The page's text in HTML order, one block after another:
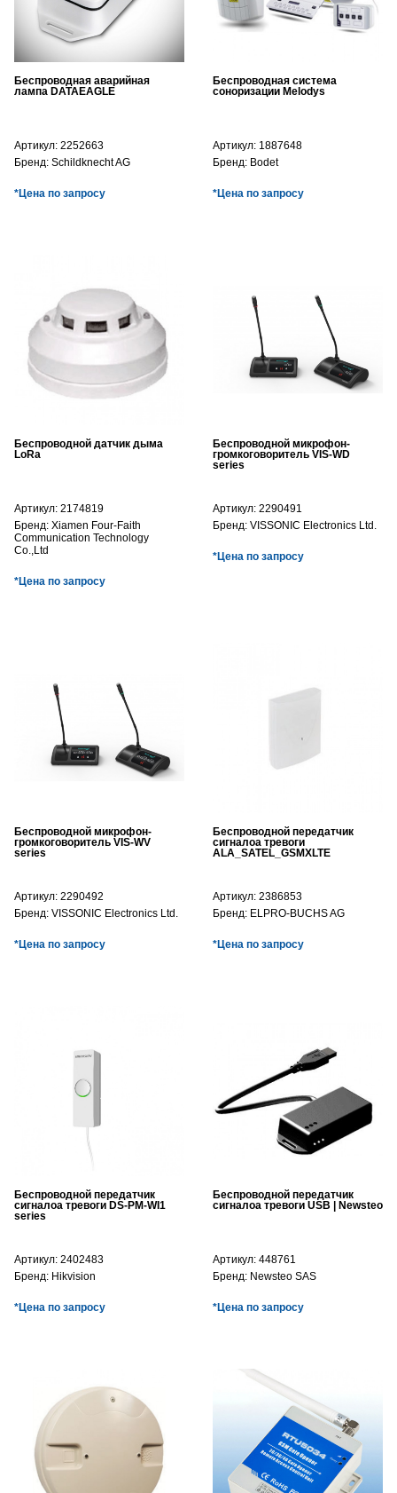
Беспроводная аварийная
лампа DATAEAGLE
Артикул: 2252663
Бренд: Schildknecht AG
*Цена по запросу
Беспроводная система
соноризации Melodys
Артикул: 1887648
Бренд: Bodet
*Цена по запросу
Беспроводной датчик дыма
LoRa
Артикул: 2174819
Бренд: Xiamen Four-Faith
Communication Technology
Co.,Ltd
*Цена по запросу
Беспроводной микрофон-
громкоговоритель VIS-WD
series
Артикул: 2290491
Бренд: VISSONIC Electronics Ltd.
*Цена по запросу
Беспроводной микрофон-
громкоговоритель VIS-WV
series
Артикул: 2290492
Бренд: VISSONIC Electronics Ltd.
*Цена по запросу
Беспроводной передатчик
сигналоа тревоги
ALA_SATEL_GSMXLTE
Артикул: 2386853
Бренд: ELPRO-BUCHS AG
*Цена по запросу
Беспроводной передатчик
сигналоа тревоги DS-PM-WI1
series
Артикул: 2402483
Бренд: Hikvision
*Цена по запросу
Беспроводной передатчик
сигналоа тревоги USB | Newsteo
Артикул: 448761
Бренд: Newsteo SAS
*Цена по запросу